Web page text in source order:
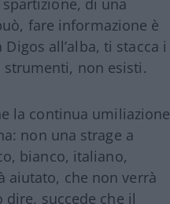
di una
fare informazione è
all’alba, ti stacca i
non esisti.
la continua umiliazione
non una strage a
bianco, italiano,
aiutato, che non verrà
succede che il